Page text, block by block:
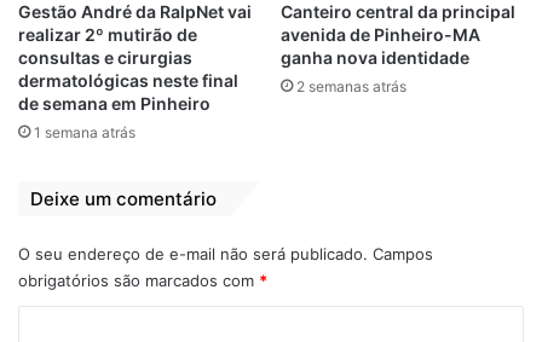
Gestão André da RalpNet vai
realizar 2º mutirão de
consultas e cirurgias
dermatológicas neste final
de semana em Pinheiro
1 semana atrás
Canteiro central da principal
avenida de Pinheiro-MA
ganha nova identidade
2 semanas atrás
Deixe um comentário
O seu endereço de e-mail não será publicado. Campos
obrigatórios são marcados com *